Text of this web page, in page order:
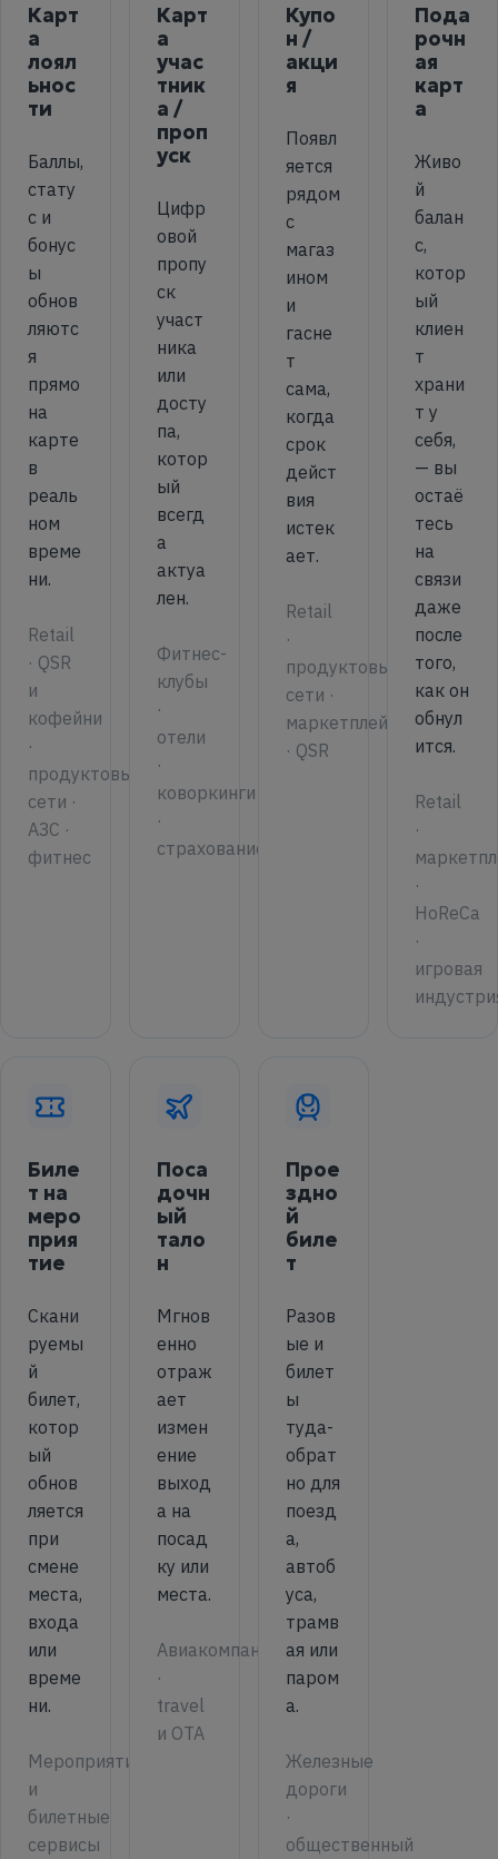
Карт
а
лоял
ьнос
ти
Баллы,
стату
с и
бонус
ы
обнов
ляютс
я
прямо
на
карте
в
реаль
ном
време
ни.
Retail
· QSR
и
кофейни
·
продуктовые
сети ·
АЗС ·
фитнес
Карт
а
учас
тник
а /
проп
уск
Цифр
овой
пропу
ск
участ
ника
или
досту
па,
котор
ый
всегд
а
актуа
лен.
Фитнес-
клубы
·
отели
·
коворкинги
·
страхование
Купо
н /
акци
я
Появл
яется
рядом
с
магаз
ином
и
гасне
т
сама,
когда
срок
дейст
вия
истек
ает.
Retail
·
продуктовые
сети ·
маркетплейсы
· QSR
Пода
рочн
ая
карт
а
Живо
й
балан
с,
котор
ый
клиен
т
храни
т у
себя,
— вы
остаё
тесь
на
связи
даже
после
того,
как он
обнул
ится.
Retail
·
·
HoReCa
·
игровая
Биле
т на
меро
прия
тие
Скани
руемы
й
билет,
котор
ый
обнов
ляется
при
смене
места,
входа
или
време
ни.
Мероприятия
и
билетные
сервисы
Поса
дочн
ый
тало
н
Мгнов
енно
отраж
ает
измен
ение
выход
а на
посад
ку или
места.
Авиакомпании
·
travel
и OTA
Прое
здно
й
биле
т
Разов
ые и
билет
ы
туда-
обрат
но для
поезд
а,
автоб
уса,
трамв
ая или
паром
а.
Железные
дороги
·
общественный